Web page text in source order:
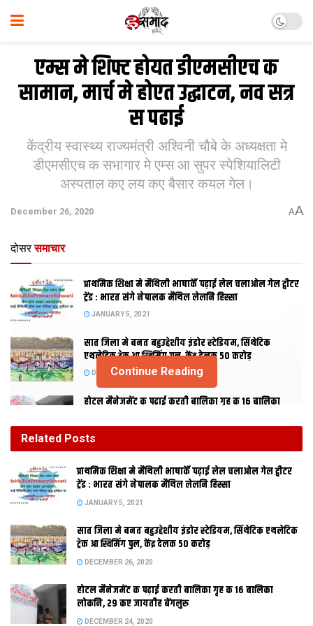
एम्स मे शिफ्ट होयत डीएमसीएच क
सामान, मार्च मे होएत उद्घाटन, नव सत्र
स पढाई
केंद्रीय स्वास्थ्य राज्यमंत्री अश्विनी चौबे के अध्यक्षता मे
डीएमसीएच क सभागार मे एम्स आ सुपर स्पेशियालिटी
अस्पताल कए लय कए बैसार कयल गेल।
December 26, 2020 AA
दोसर समाचार
प्राथमिक शि‍क्षा मे मैथि‍ली भाषाकेँ पढ़ाई लेल चलाओल गेल ट्वीटर
ट्रेंड : भारत संगे नेपालक मैथिल लेलनि हिस्सा
JANUARY 5, 2021
सात जिला मे बनत बहुउद्देशीय इंडोर स्‍टेडि‍यम, सिंथेटिक
एथलेटिक ट्रेक आ स्विमिंग पुल, केंद्र देलक 50 करोड़
DECEMBER 26, 2020
होटल मैनेजमेंट क पढ़ाई करती बालिका गृह क 16 बालिका
विभाग बना रहल अछि कॉमर्शियल हेलीपैड
ज्योत्सना मिश्रा
दरभंगा।केंद्रीय स्वास्थ्य राज्यमंत्री अश्विनी चौबे के अध्यक्षता मे डीएमसीएच
स्पेशियालिटी अस्पताल कए लय कए बैसार कयल गेल। मंत्री कहलथि सुपर
स्पेशियालिटी अस्पताल के लेल
Continue Reading
Related Posts
प्राथमिक शि‍क्षा मे मैथि‍ली भाषाकेँ पढ़ाई लेल चलाओल गेल ट्वीटर
ट्रेंड : भारत संगे नेपालक मैथिल लेलनि हिस्सा
JANUARY 5, 2021
सात जिला मे बनत बहुउद्देशीय इंडोर स्‍टेडि‍यम, सिंथेटिक एथलेटिक
ट्रेक आ स्विमिंग पुल, केंद्र देलक 50 करोड़
DECEMBER 26, 2020
होटल मैनेजमेंट क पढ़ाई करती बालिका गृह क 16 बालिका
लोकनि, 29 कए जायतीह बेंगलुरु
DECEMBER 24, 2020